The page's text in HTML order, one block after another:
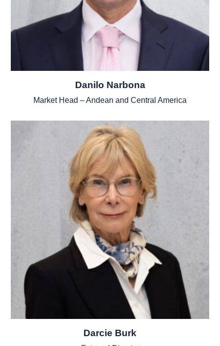
Danilo Narbona
Market Head – Andean and Central America
Darcie Burk